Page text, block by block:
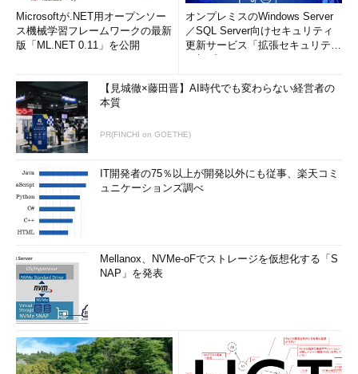
Microsoftが.NET用オープンソー
ス機械学習フレームワークの最新
版「ML.NET 0.11」を公開
オンプレミスのWindows Server
／SQL Server向けセキュリティ
更新サービス「拡張セキュリティ
【見城徹×藤田晋】AI時代でも変わらない経営者の
本質
PR(FINCHI on GOETHE)
IT開発者の75％以上が開発以外にも従事、楽天コミ
ュニケーションズ調べ
Mellanox、NVMe-oFでストレージを仮想化する「S
NAP」を発表